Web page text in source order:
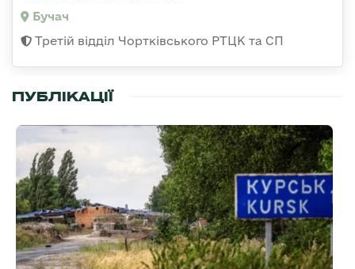
Бучач
Третій відділ Чортківського РТЦК та СП
ПУБЛІКАЦІЇ